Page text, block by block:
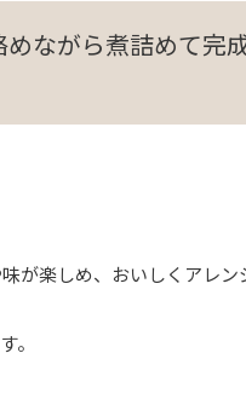
ながら煮詰めて完成
が楽しめ、おいしくアレン
。